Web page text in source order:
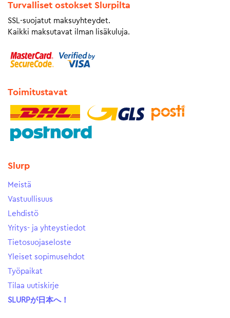
Turvalliset ostokset Slurpilta
SSL-suojatut maksuyhteydet.
Kaikki maksutavat ilman lisäkuluja.
Toimitustavat
Slurp
Meistä
Vastuullisuus
Lehdistö
Yritys- ja yhteystiedot
Tietosuojaseloste
Yleiset sopimusehdot
Työpaikat
Tilaa uutiskirje
SLURPが日本へ！